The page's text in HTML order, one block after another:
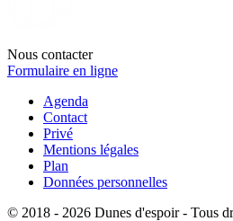
Nous contacter
Formulaire en ligne
Agenda
Contact
Privé
Mentions légales
Plan
Données personnelles
© 2018 - 2026 Dunes d'espoir - Tous